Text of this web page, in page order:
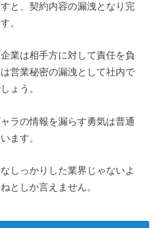
と、契約内容の漏洩となり完
。
業は相手方に対して責任を負
営業秘密の漏洩として社内で
ょう。
ラの情報を漏らす勇気は普通
ます。
しっかりした業界じゃないよ
としか言えません。